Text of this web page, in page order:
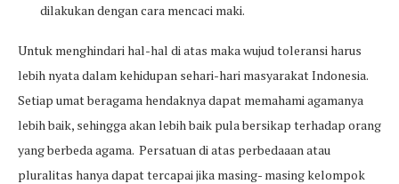
dilakukan dengan cara mencaci maki.
Untuk menghindari hal-hal di atas maka wujud toleransi harus
lebih nyata dalam kehidupan sehari-hari masyarakat Indonesia.
Setiap umat beragama hendaknya dapat memahami agamanya
lebih baik, sehingga akan lebih baik pula bersikap terhadap orang
yang berbeda agama. Persatuan di atas perbedaaan atau
pluralitas hanya dapat tercapai jika masing- masing kelompok